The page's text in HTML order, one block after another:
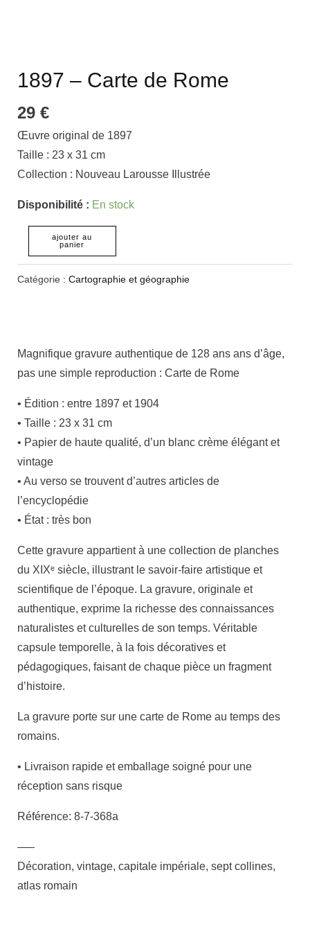
1897 – Carte de Rome
29 €
Œuvre original de 1897
Taille : 23 x 31 cm
Collection : Nouveau Larousse Illustrée
Disponibilité : En stock
ajouter au
panier
Catégorie : Cartographie et géographie
Magnifique gravure authentique de 128 ans ans d’âge,
pas une simple reproduction : Carte de Rome
• Édition : entre 1897 et 1904
• Taille : 23 x 31 cm
• Papier de haute qualité, d’un blanc crème élégant et
vintage
• Au verso se trouvent d’autres articles de
l’encyclopédie
• État : très bon
Cette gravure appartient à une collection de planches
du XIXᵉ siècle, illustrant le savoir-faire artistique et
scientifique de l’époque. La gravure, originale et
authentique, exprime la richesse des connaissances
naturalistes et culturelles de son temps. Véritable
capsule temporelle, à la fois décoratives et
pédagogiques, faisant de chaque pièce un fragment
d’histoire.
La gravure porte sur une carte de Rome au temps des
romains.
• Livraison rapide et emballage soigné pour une
réception sans risque
Référence: 8-7-368a
—–
Décoration, vintage, capitale impériale, sept collines,
atlas romain